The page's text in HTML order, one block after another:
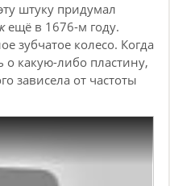
штуку придумал
ещё в 1676-м году.
зубчатое колесо. Когда
о какую-либо пластину,
зависела от частоты